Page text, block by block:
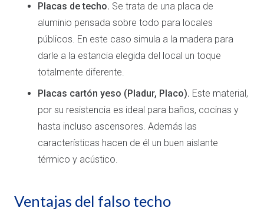
Placas de techo. Se trata de una placa de
aluminio pensada sobre todo para locales
públicos. En este caso simula a la madera para
darle a la estancia elegida del local un toque
totalmente diferente.
Placas cartón yeso (Pladur, Placo). Este material,
por su resistencia es ideal para baños, cocinas y
hasta incluso ascensores. Además las
características hacen de él un buen aislante
térmico y acústico.
Ventajas del falso techo